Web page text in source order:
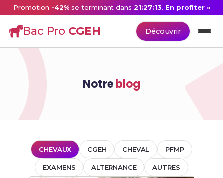
Promotion -42%se terminant dans 21:27:13. En profiter »
Bac Pro CGEH Découvrir
Notreblog
CHEVAUX CGEH CHEVAL PFMP
EXAMENS ALTERNANCE AUTRES